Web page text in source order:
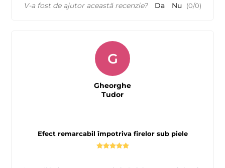
V-a fost de ajutor această recenzie? Da Nu (0/0)
Efect remarcabil împotriva firelor sub piele
G
Gheorghe
Tudor